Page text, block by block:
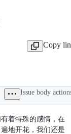
Copy
Issue body
着特殊的感情，在
地开花，我们还是